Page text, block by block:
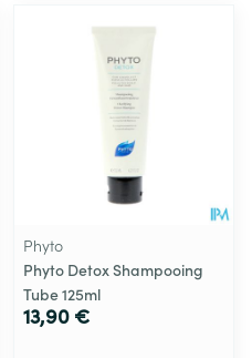
Phyto
Phyto Detox Shampooing
Tube 125ml
13,90 €